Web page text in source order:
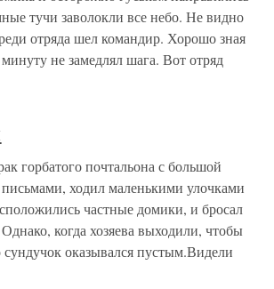
тучи заволокли все небо. Не видно
отряда шел командир. Хорошо зная
не замедлял шага. Вот отряд
горбатого почтальона с большой
ходил маленькими улочками
частные домики, и бросал
когда хозяева выходили, чтобы
сундучок оказывался пустым.Видели